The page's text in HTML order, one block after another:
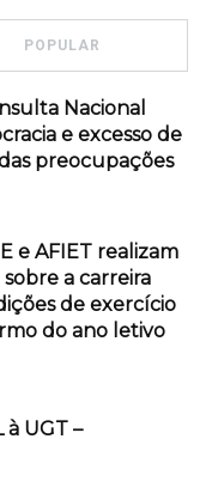
POPULAR
Nacional
e excesso de
preocupações
e AFIET realizam
a carreira
de exercício
do ano letivo
à UGT –